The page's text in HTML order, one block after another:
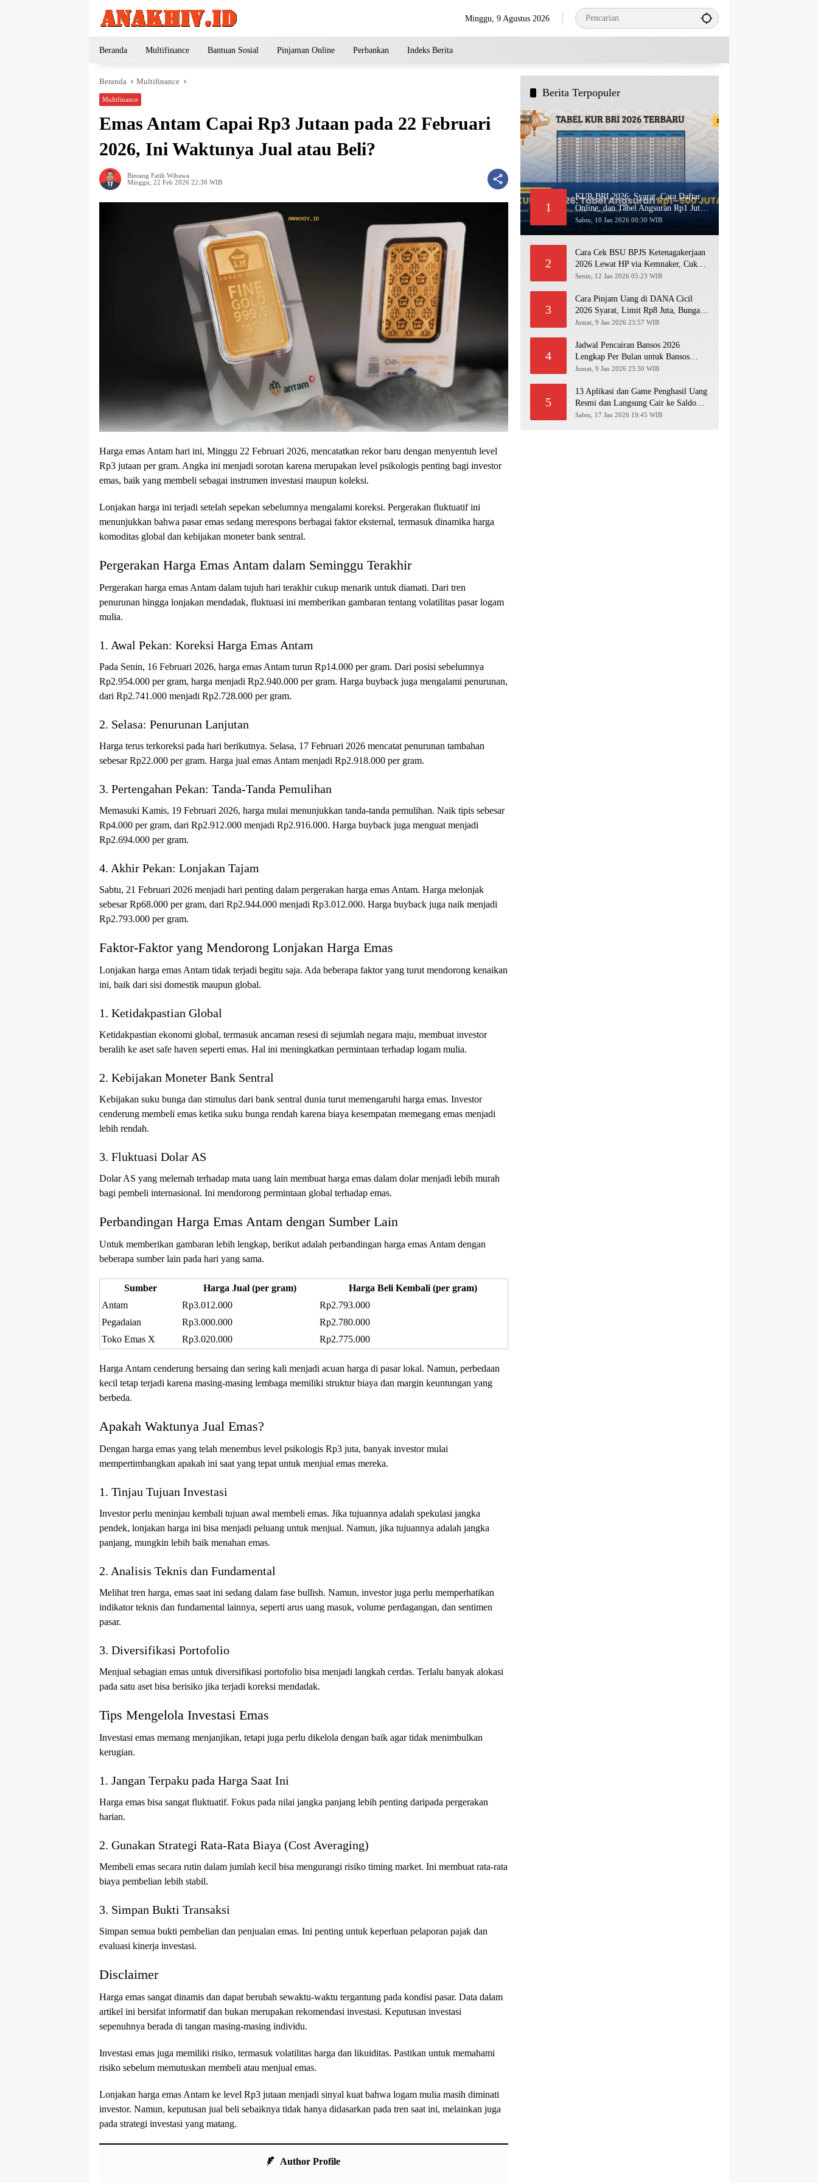
Minggu, 9 Agustus 2026
Beranda Multifinance Bantuan Sosial Pinjaman Online Perbankan Indeks Berita
Beranda Multifinance
Multifinance
Emas Antam Capai Rp3 Jutaan pada 22 Februari
2026, Ini Waktunya Jual atau Beli?
Bintang Fatih Wibawa
Minggu, 22 Feb 2026 22:30 WIB
Harga emas Antam hari ini, Minggu 22 Februari 2026, mencatatkan rekor baru dengan menyentuh level
Rp3 jutaan per gram. Angka ini menjadi sorotan karena merupakan level psikologis penting bagi investor
emas, baik yang membeli sebagai instrumen investasi maupun koleksi.
Lonjakan harga ini terjadi setelah sepekan sebelumnya mengalami koreksi. Pergerakan fluktuatif ini
menunjukkan bahwa pasar emas sedang merespons berbagai faktor eksternal, termasuk dinamika harga
komoditas global dan kebijakan moneter bank sentral.
Pergerakan Harga Emas Antam dalam Seminggu Terakhir
Pergerakan harga emas Antam dalam tujuh hari terakhir cukup menarik untuk diamati. Dari tren
penurunan hingga lonjakan mendadak, fluktuasi ini memberikan gambaran tentang volatilitas pasar logam
mulia.
1. Awal Pekan: Koreksi Harga Emas Antam
Pada Senin, 16 Februari 2026, harga emas Antam turun Rp14.000 per gram. Dari posisi sebelumnya
Rp2.954.000 per gram, harga menjadi Rp2.940.000 per gram. Harga buyback juga mengalami penurunan,
dari Rp2.741.000 menjadi Rp2.728.000 per gram.
2. Selasa: Penurunan Lanjutan
Harga terus terkoreksi pada hari berikutnya. Selasa, 17 Februari 2026 mencatat penurunan tambahan
sebesar Rp22.000 per gram. Harga jual emas Antam menjadi Rp2.918.000 per gram.
3. Pertengahan Pekan: Tanda-Tanda Pemulihan
Memasuki Kamis, 19 Februari 2026, harga mulai menunjukkan tanda-tanda pemulihan. Naik tipis sebesar
Rp4.000 per gram, dari Rp2.912.000 menjadi Rp2.916.000. Harga buyback juga menguat menjadi
Rp2.694.000 per gram.
4. Akhir Pekan: Lonjakan Tajam
Sabtu, 21 Februari 2026 menjadi hari penting dalam pergerakan harga emas Antam. Harga melonjak
sebesar Rp68.000 per gram, dari Rp2.944.000 menjadi Rp3.012.000. Harga buyback juga naik menjadi
Rp2.793.000 per gram.
Faktor-Faktor yang Mendorong Lonjakan Harga Emas
Lonjakan harga emas Antam tidak terjadi begitu saja. Ada beberapa faktor yang turut mendorong kenaikan
ini, baik dari sisi domestik maupun global.
1. Ketidakpastian Global
Ketidakpastian ekonomi global, termasuk ancaman resesi di sejumlah negara maju, membuat investor
beralih ke aset safe haven seperti emas. Hal ini meningkatkan permintaan terhadap logam mulia.
2. Kebijakan Moneter Bank Sentral
Kebijakan suku bunga dan stimulus dari bank sentral dunia turut memengaruhi harga emas. Investor
cenderung membeli emas ketika suku bunga rendah karena biaya kesempatan memegang emas menjadi
lebih rendah.
3. Fluktuasi Dolar AS
Dolar AS yang melemah terhadap mata uang lain membuat harga emas dalam dolar menjadi lebih murah
bagi pembeli internasional. Ini mendorong permintaan global terhadap emas.
Perbandingan Harga Emas Antam dengan Sumber Lain
Untuk memberikan gambaran lebih lengkap, berikut adalah perbandingan harga emas Antam dengan
beberapa sumber lain pada hari yang sama.
Sumber Harga Jual (per gram)
Harga Beli Kembali (per gram)
Antam
Rp3.012.000
Rp2.793.000
Pegadaian
Rp3.000.000
Rp2.780.000
Toko Emas X
Rp3.020.000 Rp2.775.000
Harga Antam cenderung bersaing dan sering kali menjadi acuan harga di pasar lokal. Namun, perbedaan
kecil tetap terjadi karena masing-masing lembaga memiliki struktur biaya dan margin keuntungan yang
berbeda.
Apakah Waktunya Jual Emas?
Dengan harga emas yang telah menembus level psikologis Rp3 juta, banyak investor mulai
mempertimbangkan apakah ini saat yang tepat untuk menjual emas mereka.
1. Tinjau Tujuan Investasi
Investor perlu meninjau kembali tujuan awal membeli emas. Jika tujuannya adalah spekulasi jangka
pendek, lonjakan harga ini bisa menjadi peluang untuk menjual. Namun, jika tujuannya adalah jangka
panjang, mungkin lebih baik menahan emas.
2. Analisis Teknis dan Fundamental
Melihat tren harga, emas saat ini sedang dalam fase bullish. Namun, investor juga perlu memperhatikan
indikator teknis dan fundamental lainnya, seperti arus uang masuk, volume perdagangan, dan sentimen
pasar.
3. Diversifikasi Portofolio
Menjual sebagian emas untuk diversifikasi portofolio bisa menjadi langkah cerdas. Terlalu banyak alokasi
pada satu aset bisa berisiko jika terjadi koreksi mendadak.
Tips Mengelola Investasi Emas
Investasi emas memang menjanjikan, tetapi juga perlu dikelola dengan baik agar tidak menimbulkan
kerugian.
1. Jangan Terpaku pada Harga Saat Ini
Harga emas bisa sangat fluktuatif. Fokus pada nilai jangka panjang lebih penting daripada pergerakan
harian.
2. Gunakan Strategi Rata-Rata Biaya (Cost Averaging)
Membeli emas secara rutin dalam jumlah kecil bisa mengurangi risiko timing market. Ini membuat rata-rata
biaya pembelian lebih stabil.
3. Simpan Bukti Transaksi
Simpan semua bukti pembelian dan penjualan emas. Ini penting untuk keperluan pelaporan pajak dan
evaluasi kinerja investasi.
Disclaimer
Harga emas sangat dinamis dan dapat berubah sewaktu-waktu tergantung pada kondisi pasar. Data dalam
artikel ini bersifat informatif dan bukan merupakan rekomendasi investasi. Keputusan investasi
sepenuhnya berada di tangan masing-masing individu.
Investasi emas juga memiliki risiko, termasuk volatilitas harga dan likuiditas. Pastikan untuk memahami
risiko sebelum memutuskan membeli atau menjual emas.
Lonjakan harga emas Antam ke level Rp3 jutaan menjadi sinyal kuat bahwa logam mulia masih diminati
investor. Namun, keputusan jual beli sebaiknya tidak hanya didasarkan pada tren saat ini, melainkan juga
pada strategi investasi yang matang.
Author Profile
Berita Terpopuler
1
KUR BRI 2026: Syarat, Cara Daftar
Online, dan Tabel Angsuran Rp1 Juta–
500 Juta Terbaru
Sabtu, 10 Jan 2026 00:30 WIB
2
Cara Cek BSU BPJS Ketenagakerjaan
2026 Lewat HP via Kemnaker, Cukup
Pakai NIK KTP!
Senin, 12 Jan 2026 05:23 WIB
3
Cara Pinjam Uang di DANA Cicil
2026 Syarat, Limit Rp8 Juta, Bunga &
Langkah Pengajuan Lengkap
Jumat, 9 Jan 2026 23:57 WIB
4
Jadwal Pencairan Bansos 2026
Lengkap Per Bulan untuk Bansos
PKH, BPNT, PIP, BLT Kesra
Jumat, 9 Jan 2026 23:30 WIB
5
13 Aplikasi dan Game Penghasil Uang
Resmi dan Langsung Cair ke Saldo
Dana 2026
Sabtu, 17 Jan 2026 19:45 WIB